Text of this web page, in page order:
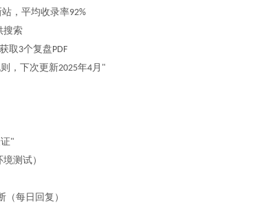
站，平均收录率92%
搜索
获取 3个复盘 PDF
，下次更新2025年4月 "
"
境测试）
每日回复）